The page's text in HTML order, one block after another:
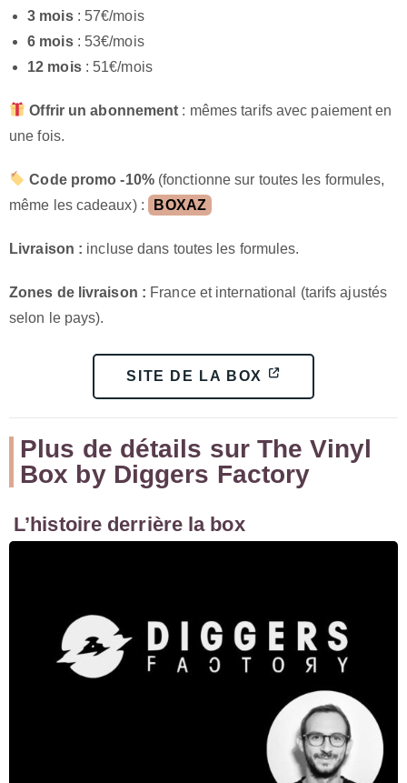
3 mois: 57€/mois
6 mois: 53€/mois
12 mois: 51€/mois
Offrir un abonnement : mêmes tarifs avec paiement en
une fois.
Code promo -10%(fonctionne sur toutes les formules,
même les cadeaux) :
BOXAZ
Livraison : incluse dans toutes les formules.
Zones de livraison : France et international (tarifs ajustés
selon le pays).
SITE DE LA BOX
Plus de détails sur The Vinyl
Box by Diggers Factory
L’histoire derrière la box